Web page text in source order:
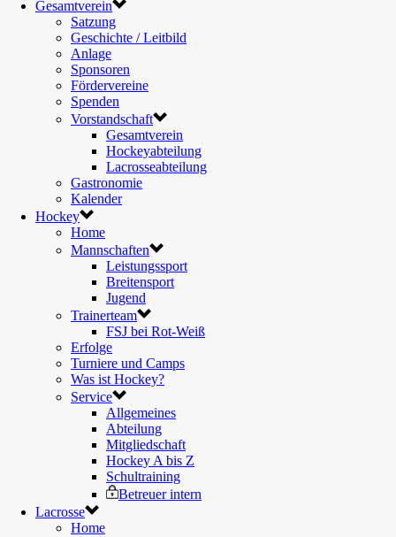
Gesamtverein
Satzung
Geschichte / Leitbild
Anlage
Sponsoren
Fördervereine
Spenden
Vorstandschaft
Gesamtverein
Hockeyabteilung
Lacrosseabteilung
Gastronomie
Kalender
Hockey
Home
Mannschaften
Leistungssport
Breitensport
Jugend
Trainerteam
FSJ bei Rot-Weiß
Erfolge
Turniere und Camps
Was ist Hockey?
Service
Allgemeines
Abteilung
Mitgliedschaft
Hockey A bis Z
Schultraining
Betreuer intern
Lacrosse
Home